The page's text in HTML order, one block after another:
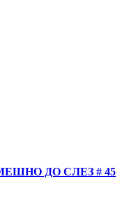
ДО СЛЕЗ # 45